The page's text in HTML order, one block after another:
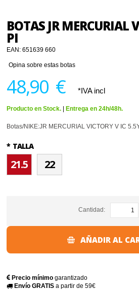
BOTAS JR MERCURIAL
PI
EAN:651639 660
Opina sobre estas botas
48,90 € *IVA incl
Producto en Stock. Entrega en 24h/48h.
Botas/NIKE:JR MERCURIAL VICTORY V IC
* TALLA
21.5 22
Cantidad:
AÑADIR AL
Precio mínimo garantizado
Envío GRATIS a partir de 59€